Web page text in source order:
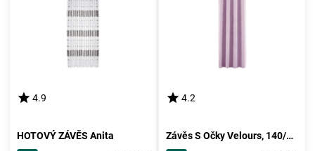
4.9
HOTOVÝ ZÁVĚS Anita
4.2
Závěs S Očky Velours, 140/245cm, Orgovánová